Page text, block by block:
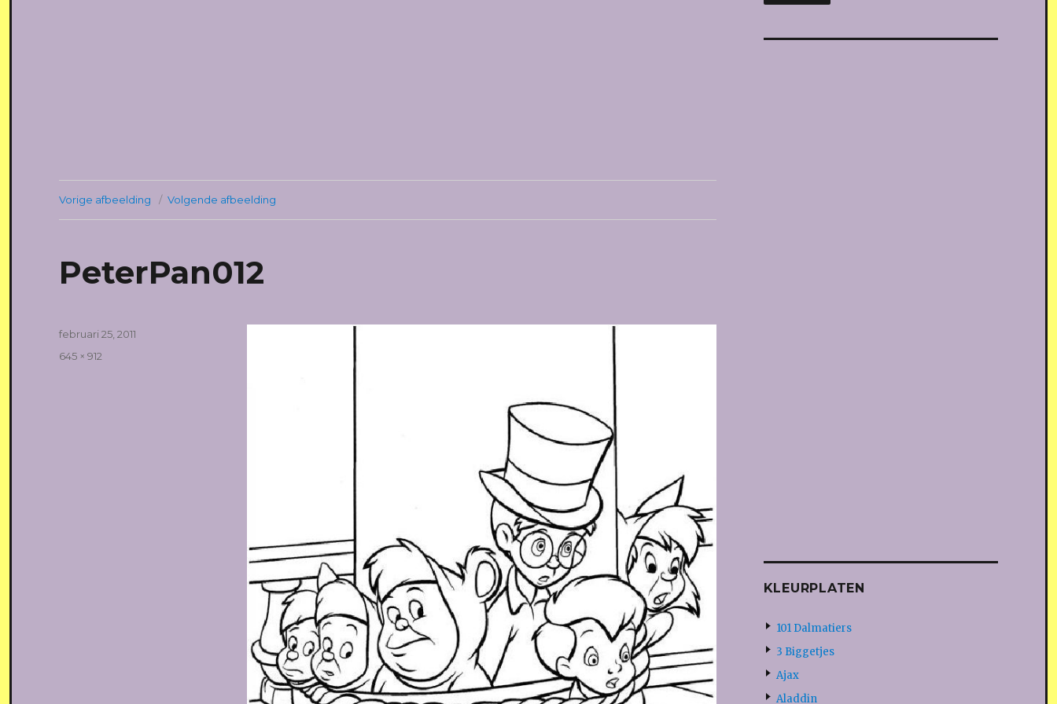
Vorige afbeelding Volgende afbeelding
PeterPan012
Geplaatst
februari 25, 2011
Volledige
645 × 912
KLEURPLATEN
101 Dalmatiers
3 Biggetjes
Ajax
Aladdin